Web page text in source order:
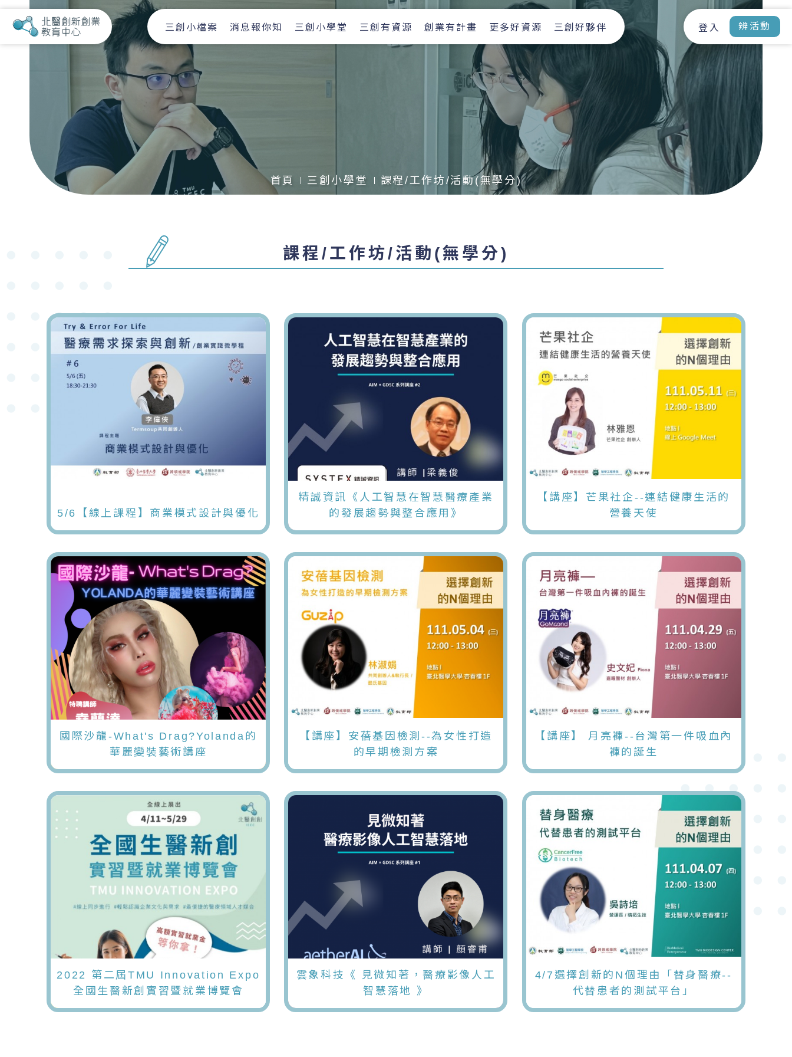
三創小檔案 消息報你知 三創小學堂 三創有資源 創業有計畫 更多好資源 三創好夥伴 登入 辨活動
首頁 三創小學堂 課程/工作坊/活動(無學分)
課程/工作坊/活動(無學分)
5/6【線上課程】商業模式設計與優化
精誠資訊《人工智慧在智慧醫療產業
的發展趨勢與整合應用》
【講座】芒果社企--連結健康生活的
營養天使
國際沙龍-What's Drag?Yolanda的
華麗變裝藝術講座
【講座】安蓓基因檢測--為女性打造
的早期檢測方案
【講座】 月亮褲--台灣第一件吸血內
褲的誕生
2022 第二屆TMU Innovation Expo
全國生醫新創實習暨就業博覽會
雲象科技《 見微知著，醫療影像人工
智慧落地 》
4/7選擇創新的N個理由「替身醫療--
代替患者的測試平台」